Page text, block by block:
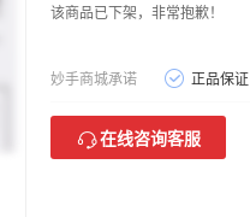
该商品已下架，非常抱歉！
妙手商城承诺 正品保证
在线咨询客服